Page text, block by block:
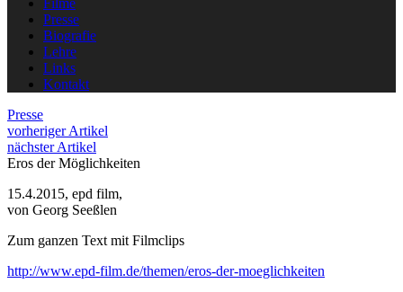
Presse
Biografie
Lehre
Links
Kontakt
Presse
vorheriger Artikel
nächster Artikel
Eros der Möglichkeiten
15.4.2015, epd film,
von Georg Seeßlen
Zum ganzen Text mit Filmclips
http://www.epd-film.de/themen/eros-der-moeglichkeiten